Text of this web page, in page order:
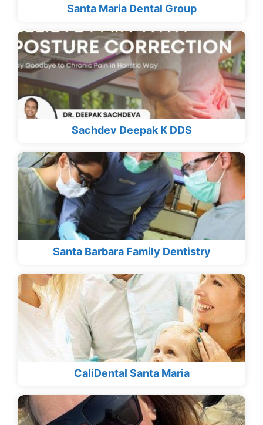
Santa Maria Dental Group
Sachdev Deepak K DDS
Santa Barbara Family Dentistry
CaliDental Santa Maria